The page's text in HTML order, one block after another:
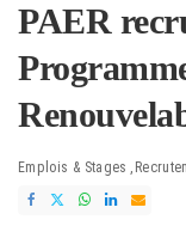
PAER
Emplois & Stages